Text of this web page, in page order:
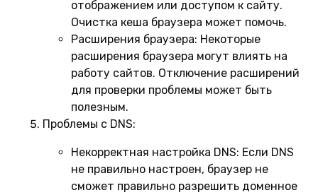
отображением или доступом к сайту.
Очистка кеша браузера может помочь.
Расширения браузера: Некоторые
расширения браузера могут влиять на
работу сайтов. Отключение расширений
для проверки проблемы может быть
полезным.
Проблемы с DNS:
Некорректная настройка DNS: Если DNS
не правильно настроен, браузер не
сможет правильно разрешить доменное